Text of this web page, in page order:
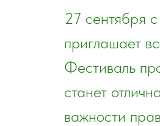
27 сентября
приглашает
Фестиваль
станет
важности